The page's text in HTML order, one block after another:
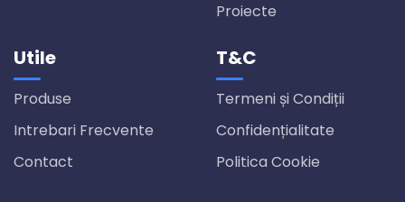
Proiecte
Utile
Produse
Intrebari Frecvente
Contact
T&C
Termeni și Condiții
Confidențialitate
Politica Cookie